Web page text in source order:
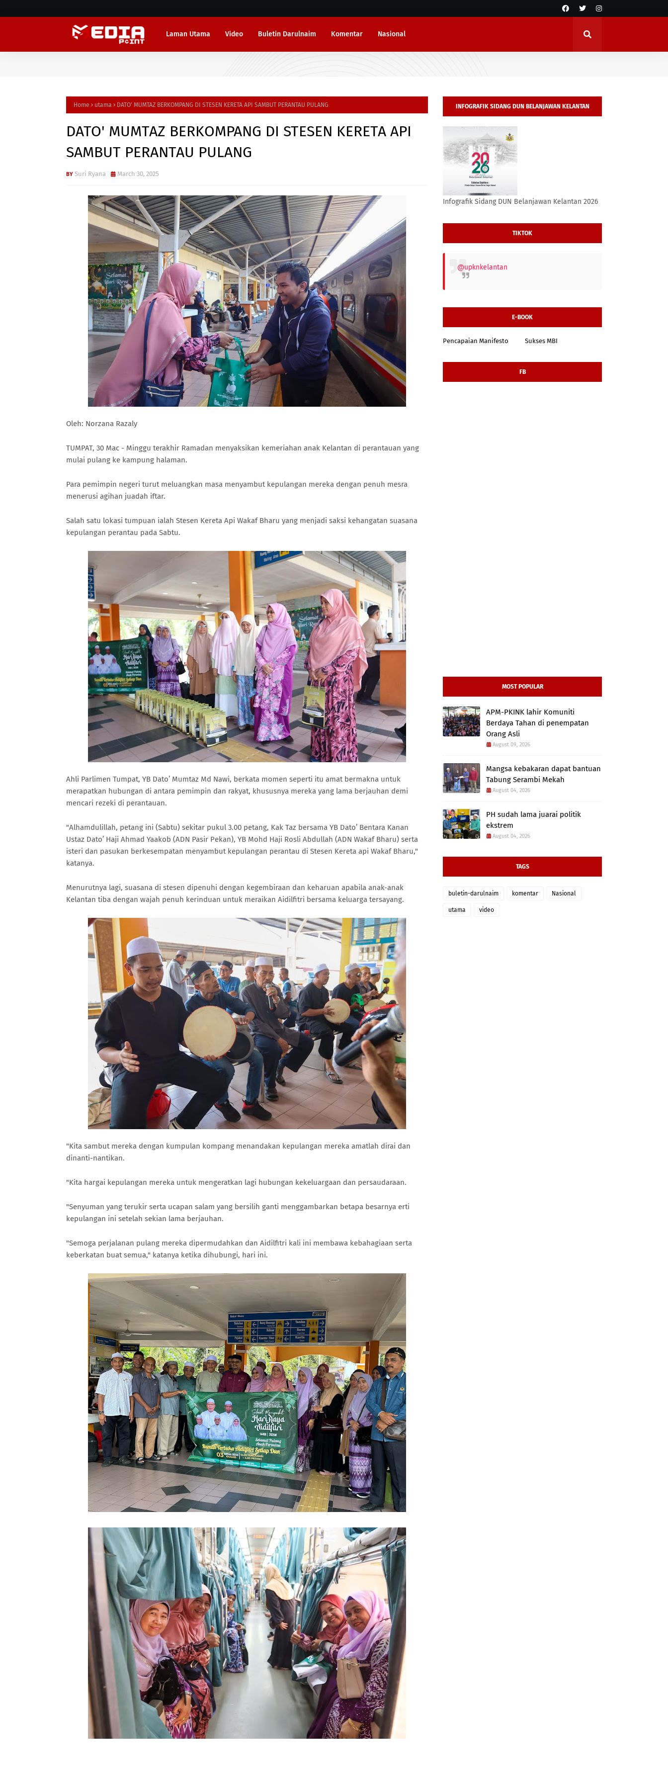
Laman Utama Video Buletin Darulnaim Komentar Nasional
Home utama DATO' MUMTAZ BERKOMPANG DI STESEN KERETA API SAMBUT PERANTAU PULANG
DATO' MUMTAZ BERKOMPANG DI STESEN KERETA API
SAMBUT PERANTAU PULANG
Suri Ryana March 30, 2025
Oleh: Norzana Razaly
TUMPAT, 30 Mac - Minggu terakhir Ramadan menyaksikan kemeriahan anak Kelantan di perantauan yang
mulai pulang ke kampung halaman.
Para pemimpin negeri turut meluangkan masa menyambut kepulangan mereka dengan penuh mesra
menerusi agihan juadah iftar.
Salah satu lokasi tumpuan ialah Stesen Kereta Api Wakaf Bharu yang menjadi saksi kehangatan suasana
kepulangan perantau pada Sabtu.
Ahli Parlimen Tumpat, YB Dato’ Mumtaz Md Nawi, berkata momen seperti itu amat bermakna untuk
merapatkan hubungan di antara pemimpin dan rakyat, khususnya mereka yang lama berjauhan demi
mencari rezeki di perantauan.
"Alhamdulillah, petang ini (Sabtu) sekitar pukul 3.00 petang, Kak Taz bersama YB Dato’ Bentara Kanan
Ustaz Dato’ Haji Ahmad Yaakob (ADN Pasir Pekan), YB Mohd Haji Rosli Abdullah (ADN Wakaf Bharu) serta
isteri dan pasukan berkesempatan menyambut kepulangan perantau di Stesen Kereta api Wakaf Bharu,"
katanya.
Menurutnya lagi, suasana di stesen dipenuhi dengan kegembiraan dan keharuan apabila anak-anak
Kelantan tiba dengan wajah penuh kerinduan untuk meraikan Aidilfitri bersama keluarga tersayang.
"Kita sambut mereka dengan kumpulan kompang menandakan kepulangan mereka amatlah dirai dan
dinanti-nantikan.
"Kita hargai kepulangan mereka untuk mengeratkan lagi hubungan kekeluargaan dan persaudaraan.
"Senyuman yang terukir serta ucapan salam yang bersilih ganti menggambarkan betapa besarnya erti
kepulangan ini setelah sekian lama berjauhan.
"Semoga perjalanan pulang mereka dipermudahkan dan Aidilfitri kali ini membawa kebahagiaan serta
keberkatan buat semua," katanya ketika dihubungi, hari ini.
INFOGRAFIK SIDANG DUN BELANJAWAN KELANTAN
2026
Infografik Sidang DUN Belanjawan Kelantan 2026
TIKTOK
@upknkelantan
E-BOOK
Pencapaian Manifesto Sukses MBI
FB
MOST POPULAR
APM-PKINK lahir Komuniti
Berdaya Tahan di penempatan
Orang Asli
August 09, 2026
Mangsa kebakaran dapat bantuan
Tabung Serambi Mekah
August 04, 2026
PH sudah lama juarai politik
ekstrem
August 04, 2026
TAGS
buletin-darulnaim komentar Nasional
utama video